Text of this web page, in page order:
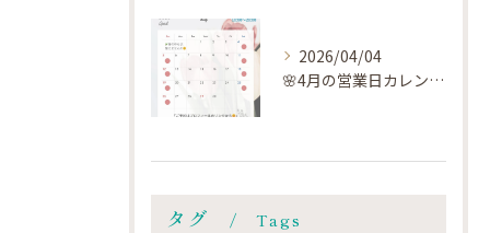
2026/04/04
🌸4月の営業日カレンダー🗓️です🌸
タグ Tags